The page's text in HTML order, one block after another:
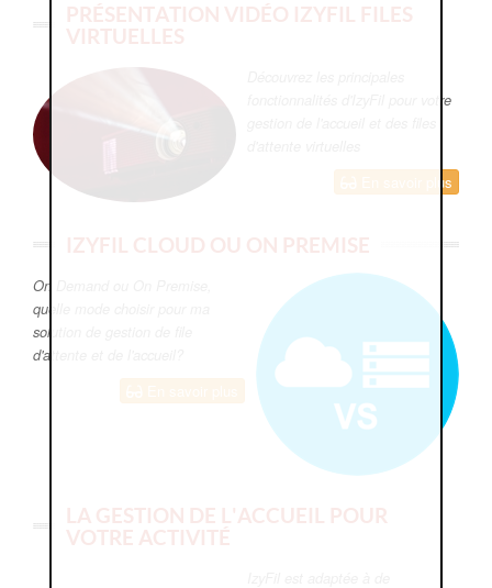
PRÉSENTATION VIDÉO IZYFIL FILES
VIRTUELLES
fonctionnalités d'IzyFil pour votre
En savoir plus
IZYFIL CLOUD OU ON PREMISE
On Demand ou On Premise,
quelle mode choisir pour ma
solution de gestion de file
d'attente et de l'accueil?
LA GESTION DE L'ACCUEIL POUR
VOTRE ACTIVITÉ